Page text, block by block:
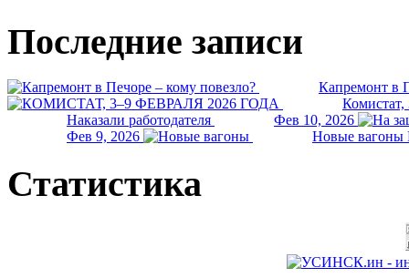
Последние записи
Капремонт в
Комистат,
Наказали работодателя
Фев 10, 2026
Фев 9, 2026
Новые вагоны
Статистика